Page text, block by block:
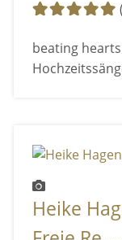
beating hearts
Heike